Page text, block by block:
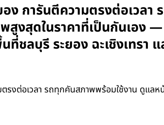
ง การันตีความตรงต่อเวล
งสุดในราคาที่เป็นกันเอง —
ชลบุรี ระยอง ฉะเชิงเทรา
งต่อเวลา รถทุกคันสภาพพร้อมใช้งาน ดูแลห